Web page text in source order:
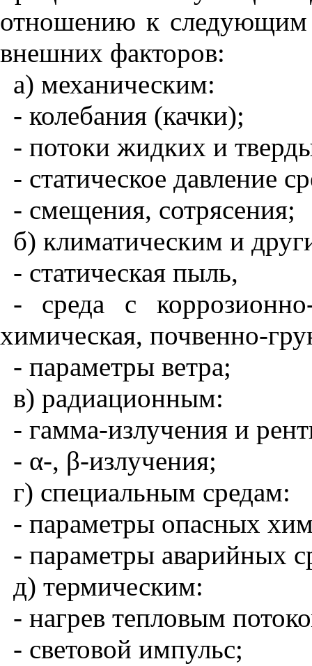
отношению к следующим
внешних факторов:
а) механическим:
- колебания (качки);
- потоки жидких и
- статическое давление
- смещения, сотрясения;
б) климатическим и
- статическая пыль,
- среда с
химическая, почвенно-
- параметры ветра;
в) радиационным:
- гамма-излучения и
- α-, β-излучения;
г) специальным средам:
- параметры опасных
- параметры аварийных
д) термическим:
- нагрев тепловым
- световой импульс;